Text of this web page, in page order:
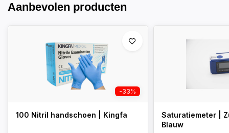
Aanbevolen producten
-33%
100 Nitril handschoen | Kingfa
Saturatiemeter |
Blauw